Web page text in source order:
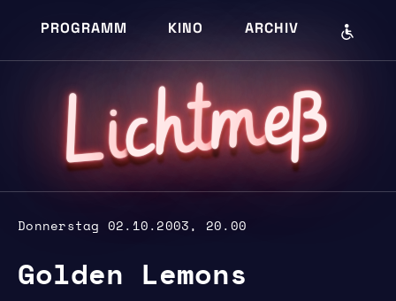
PROGRAMM KINO ARCHIV
Lichtmeß
Donnerstag 02.10.2003, 20.00
Golden Lemons